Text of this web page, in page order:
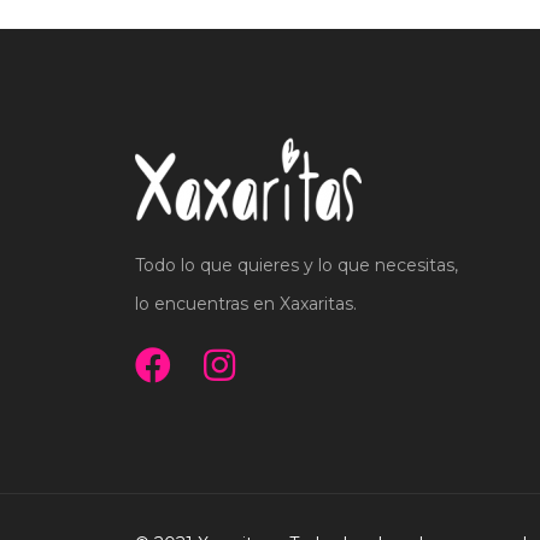
Todo lo que quieres y lo que necesitas,
lo encuentras en Xaxaritas.